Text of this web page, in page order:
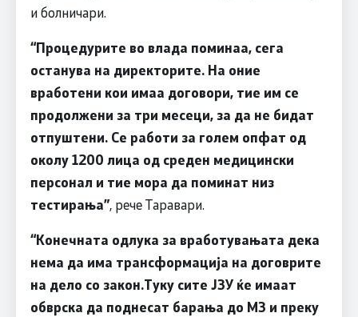
и болничари.
“Процедурите во влада поминаа, сега
останува на директорите. На оние
вработени кои имаа договори, тие им се
продолжени за три месеци, за да не бидат
отпуштени. Се работи за голем опфат од
околу 1200 лица од среден медицински
персонал и тие мора да поминат низ
тестирања”, рече Таравари.
“Конечната одлука за вработувањата дека
нема да има трансформација на договрите
на дело со закон.Туку сите ЈЗУ ќе имаат
обврска да поднесат барања до МЗ и преку